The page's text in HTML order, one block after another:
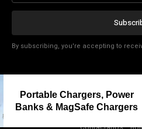
Portable Chargers, Power
Banks & MagSafe Chargers
By subscribing, you're accepting to
© GayPeru | Portal Gay del Perú desde